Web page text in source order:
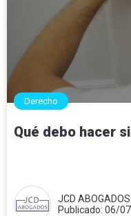
Derecho
Qué debo hacer
JCD ABOGADOS
Publicado: 06/